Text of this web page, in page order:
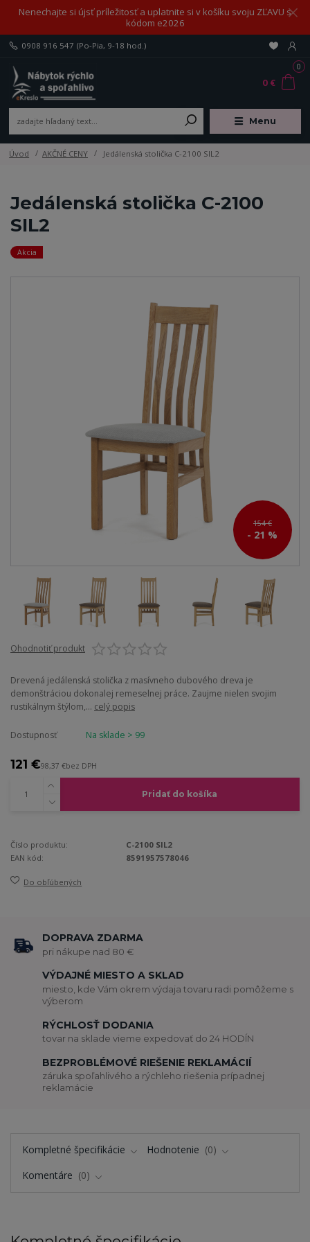
Nenechajte si újsť príležitosť a uplatnite si v košíku svoju ZĽAVU s
kódom e2026
Menu
0908 916 547 (Po-Pia, 9-18 hod.)
0
0 €
Úvod AKČNÉ CENY Jedálenská stolička C-2100 SIL2
Jedálenská stolička C-2100
SIL2
Akcia
154 €
- 21 %
Ohodnotiť produkt
Drevená jedálenská stolička z masívneho dubového dreva je
demonštráciou dokonalej remeselnej práce. Zaujme nielen svojim
rustikálnym štýlom,... celý popis
Dostupnosť Na sklade > 99
121 €98,37 €bez DPH
Pridať do košíka
Číslo produktu:
C-2100 SIL2
EAN kód:
8591957578046
Do obľúbených
DOPRAVA ZDARMA
pri nákupe nad 80 €
VÝDAJNÉ MIESTO A SKLAD
miesto, kde Vám okrem výdaja tovaru radi pomôžeme s
výberom
RÝCHLOSŤ DODANIA
tovar na sklade vieme expedovať do 24 HODÍN
BEZPROBLÉMOVÉ RIEŠENIE REKLAMÁCIÍ
záruka spoľahlivého a rýchleho riešenia prípadnej
reklamácie
Kompletné špecifikácie Hodnotenie
0
Komentáre
0